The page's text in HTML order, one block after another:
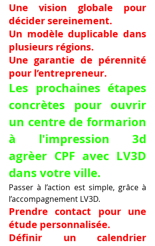
Une vision globale pour
décider sereinement.
Un modèle duplicable dans
plusieurs régions.
Une garantie de pérennité
pour l’entrepreneur.
Les prochaines étapes
concrètes pour ouvrir
un centre de formarion
à l'impression 3d
agrèer CPF avec LV3D
dans votre ville.
Passer à l’action est simple, grâce à
l’accompagnement LV3D.
Prendre contact pour une
étude personnalisée.
Définir un calendrier